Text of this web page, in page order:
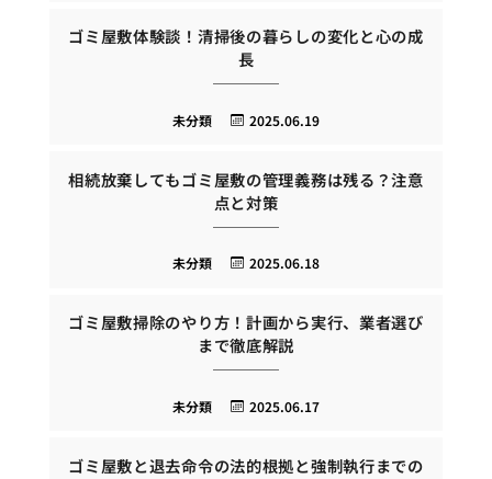
ゴミ屋敷体験談！清掃後の暮らしの変化と心の成
長
2025.06.19
未分類
相続放棄してもゴミ屋敷の管理義務は残る？注意
点と対策
2025.06.18
未分類
ゴミ屋敷掃除のやり方！計画から実行、業者選び
まで徹底解説
2025.06.17
未分類
ゴミ屋敷と退去命令の法的根拠と強制執行までの